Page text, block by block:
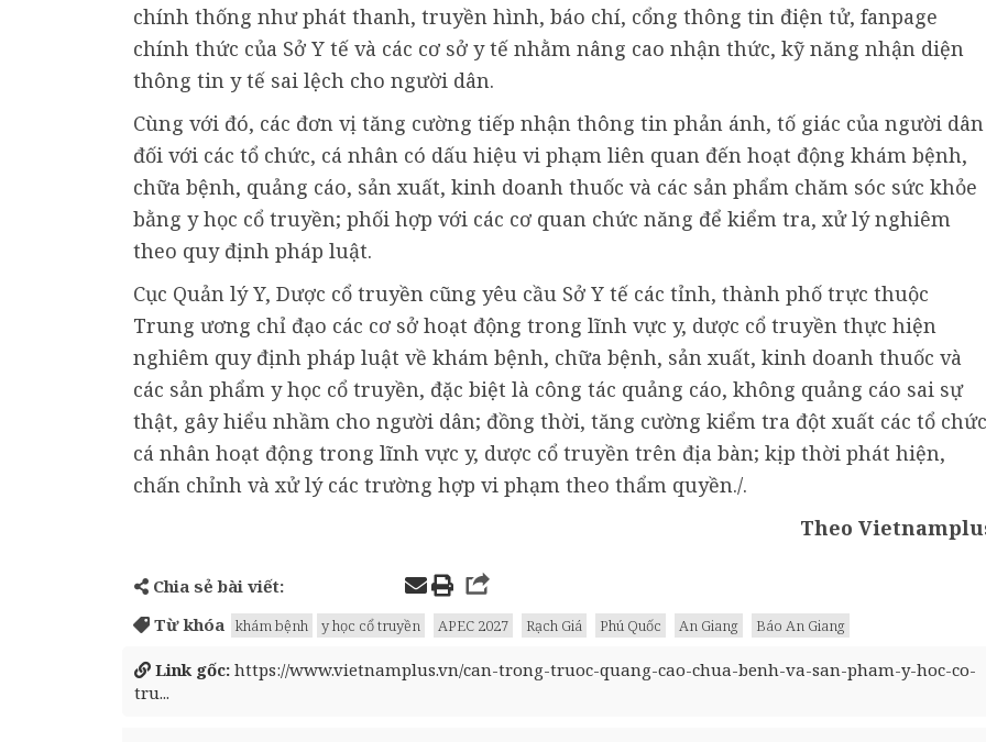
chính thống như phát thanh, truyền hình, báo chí, cổng thông tin điện tử, fanpage
chính thức của Sở Y tế và các cơ sở y tế nhằm nâng cao nhận thức, kỹ năng nhận diện
thông tin y tế sai lệch cho người dân.
Cùng với đó, các đơn vị tăng cường tiếp nhận thông tin phản ánh, tố giác của người dân
đối với các tổ chức, cá nhân có dấu hiệu vi phạm liên quan đến hoạt động khám bệnh,
chữa bệnh, quảng cáo, sản xuất, kinh doanh thuốc và các sản phẩm chăm sóc sức khỏe
bằng y học cổ truyền; phối hợp với các cơ quan chức năng để kiểm tra, xử lý nghiêm
theo quy định pháp luật.
Cục Quản lý Y, Dược cổ truyền cũng yêu cầu Sở Y tế các tỉnh, thành phố trực thuộc
Trung ương chỉ đạo các cơ sở hoạt động trong lĩnh vực y, dược cổ truyền thực hiện
nghiêm quy định pháp luật về khám bệnh, chữa bệnh, sản xuất, kinh doanh thuốc và
các sản phẩm y học cổ truyền, đặc biệt là công tác quảng cáo, không quảng cáo sai sự
thật, gây hiểu nhầm cho người dân; đồng thời, tăng cường kiểm tra đột xuất các tổ
cá nhân hoạt động trong lĩnh vực y, dược cổ truyền trên địa bàn; kịp thời phát hiện,
chấn chỉnh và xử lý các trường hợp vi phạm theo thẩm quyền./.​
Theo
Chia sẻ bài viết:
Từ khóa khám bệnh y học cổ truyền APEC 2027 Rạch Giá Phú Quốc An Giang Báo An Giang
Link gốc: https://www.vietnamplus.vn/can-trong-truoc-quang-cao-chua-benh-va-san-pham-y-hoc-co-
tru...